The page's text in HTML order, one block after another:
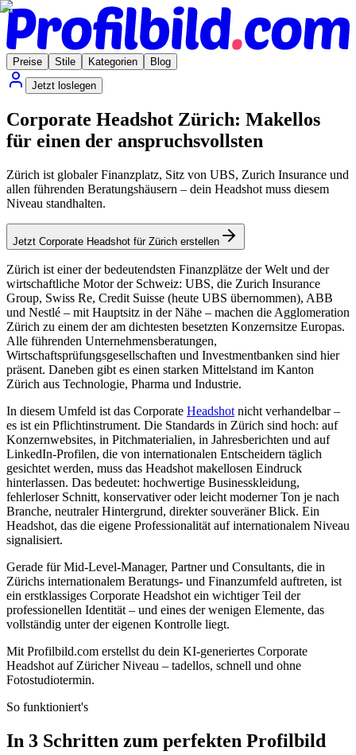
Preise Stile Kategorien
Blog
Jetzt loslegen
Corporate Headshot Zürich: Makellos
für einen der anspruchsvollsten
Zürich ist globaler Finanzplatz, Sitz von UBS, Zurich Insurance und
allen führenden Beratungshäusern – dein Headshot muss diesem
Niveau standhalten.
Jetzt Corporate Headshot für Zürich erstellen
Zürich ist einer der bedeutendsten Finanzplätze der Welt und der
wirtschaftliche Motor der Schweiz: UBS, die Zurich Insurance
Group, Swiss Re, Credit Suisse (heute UBS übernommen), ABB
und Nestlé – mit Hauptsitz in der Nähe – machen die Agglomeration
Zürich zu einem der am dichtesten besetzten Konzernsitze Europas.
Alle führenden Unternehmensberatungen,
Wirtschaftsprüfungsgesellschaften und Investmentbanken sind hier
präsent. Daneben gibt es einen starken Mittelstand im Kanton
Zürich aus Technologie, Pharma und Industrie.
In diesem Umfeld ist das Corporate Headshot nicht verhandelbar –
es ist ein Pflichtinstrument. Die Standards in Zürich sind hoch: auf
Konzernwebsites, in Pitchmaterialien, in Jahresberichten und auf
LinkedIn-Profilen, die von internationalen Entscheidern täglich
gesichtet werden, muss das Headshot makellosen Eindruck
hinterlassen. Das bedeutet: hochwertige Businesskleidung,
fehlerloser Schnitt, konservativer oder leicht moderner Ton je nach
Branche, neutraler Hintergrund, direkter souveräner Blick. Ein
Headshot, das die eigene Professionalität auf internationalem Niveau
signalisiert.
Gerade für Mid-Level-Manager, Partner und Consultants, die in
Zürichs internationalem Beratungs- und Finanzumfeld auftreten, ist
ein erstklassiges Corporate Headshot ein wichtiger Teil der
professionellen Identität – und eines der wenigen Elemente, das
vollständig unter der eigenen Kontrolle liegt.
Mit Profilbild.com erstellst du dein KI-generiertes Corporate
Headshot auf Züricher Niveau – tadellos, schnell und ohne
Fotostudiotermin.
So funktioniert's
In 3 Schritten zum perfekten Profilbild